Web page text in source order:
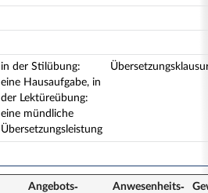
in der Stilübung:
eine Hausaufgabe, in
der Lektüreübung:
eine mündliche
Übersetzungsleistung
Angebots­
Anwesenheits­